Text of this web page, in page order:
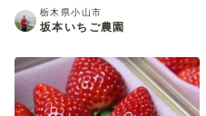
栃木県小山市
坂本いちご農園